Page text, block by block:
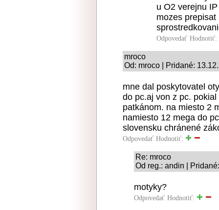
u O2 verejnu
mozes
Odpovedať Hodnotiť:
mroco
Od: mroco | Pridané:
mne dal poskytovatel
do pc.aj von z pc.
patkánom. na miesto 2
namiesto 12 mega do
slovensku chránené
Odpovedať Hodnotiť:
Re: mroco
Od reg.: andin |
motyky?
Odpovedať Hodnotiť: